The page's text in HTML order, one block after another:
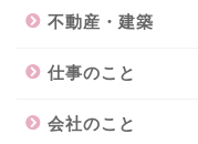
不動産・建築
仕事のこと
会社のこと